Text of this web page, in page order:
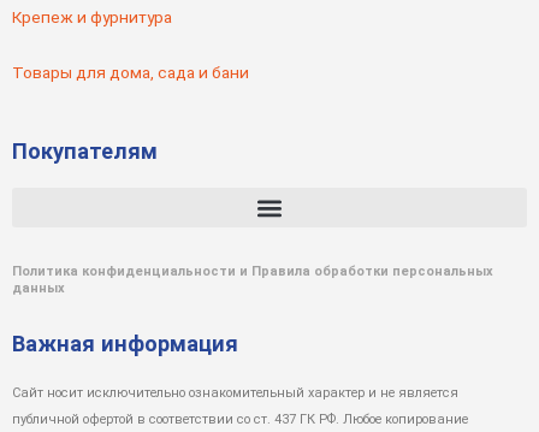
Крепеж и фурнитура
Товары для дома, сада и бани
Покупателям
Политика конфиденциальности и Правила обработки персональных
данных
Важная информация
Сайт носит исключительно ознакомительный характер и не является
публичной офертой в соответствии со ст. 437 ГК РФ. Любое копирование